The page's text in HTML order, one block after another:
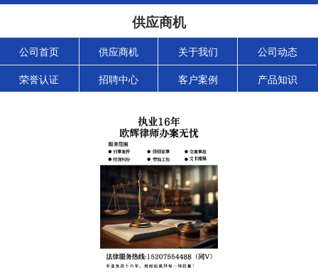
供应商机
公司首页 供应商机 关于我们 公司动态
荣誉认证 招聘中心 客户案例 产品知识